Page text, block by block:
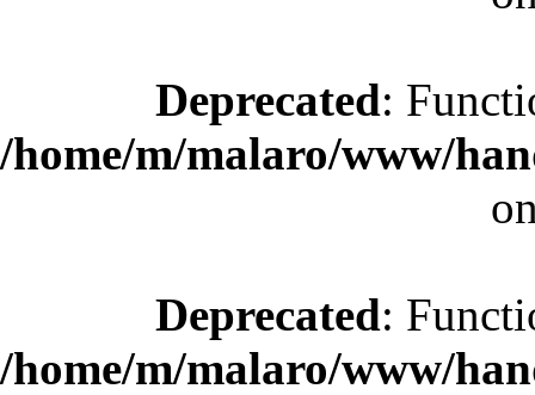
Deprecated:
/home/m/malaro/www/
Deprecated:
/home/m/malaro/www/